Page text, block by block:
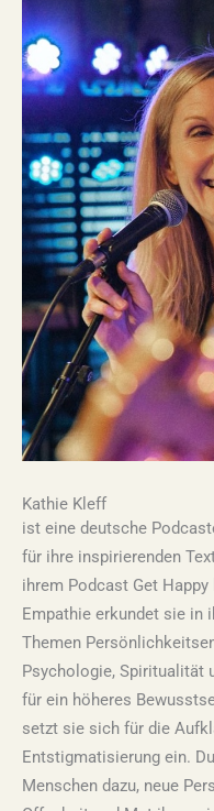
Kathie Kleff
ist eine deutsche
für ihre inspirierenden
ihrem Podcast Get
Empathie erkundet sie in
Themen
Psychologie, Spiritualität
für ein höheres
setzt sie sich für die
Entstigmatisierung ein.
Menschen dazu, neue